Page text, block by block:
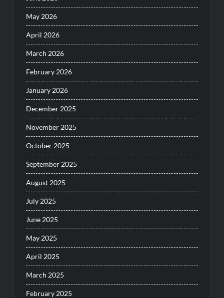
May 2026
April 2026
March 2026
February 2026
January 2026
December 2025
November 2025
October 2025
September 2025
August 2025
July 2025
June 2025
May 2025
April 2025
March 2025
February 2025